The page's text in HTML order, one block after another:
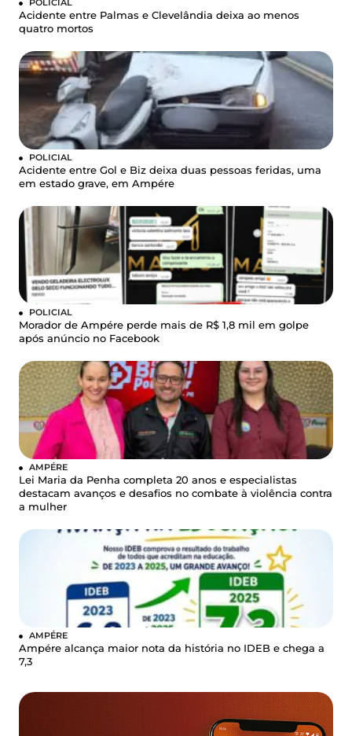
POLICIAL
Acidente entre Palmas e Clevelândia deixa ao menos
quatro mortos
POLICIAL
Acidente entre Gol e Biz deixa duas pessoas feridas, uma
em estado grave, em Ampére
POLICIAL
Morador de Ampére perde mais de R$ 1,8 mil em golpe
após anúncio no Facebook
AMPÉRE
Lei Maria da Penha completa 20 anos e especialistas
destacam avanços e desafios no combate à violência contra
a mulher
AMPÉRE
Ampére alcança maior nota da história no IDEB e chega a
7,3